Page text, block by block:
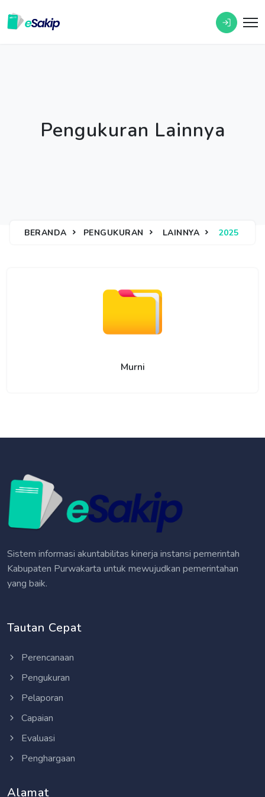
Pengukuran Lainnya
BERANDA PENGUKURAN LAINNYA 2025
Murni
Sistem informasi akuntabilitas kinerja instansi pemerintah
Kabupaten Purwakarta untuk mewujudkan pemerintahan
yang baik.
Tautan Cepat
Perencanaan
Pengukuran
Pelaporan
Capaian
Evaluasi
Penghargaan
Alamat